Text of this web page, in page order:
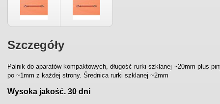
Szczegóły
Palnik do aparatów kompaktowych, długość rurki szklanej ~20mm plus
po ~1mm z każdej strony. Średnica rurki szklanej ~2mm
Wysoka jakość. 30 dni